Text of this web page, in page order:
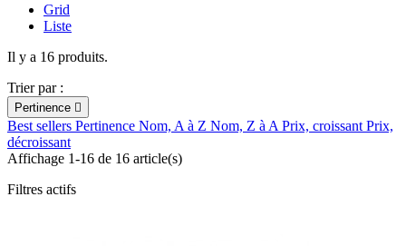
Grid
Liste
Il y a 16 produits.
Trier par :
Pertinence 
Best sellers Pertinence Nom, A à Z Nom, Z à A Prix, croissant Prix,
décroissant
Affichage 1-16 de 16 article(s)
Filtres actifs